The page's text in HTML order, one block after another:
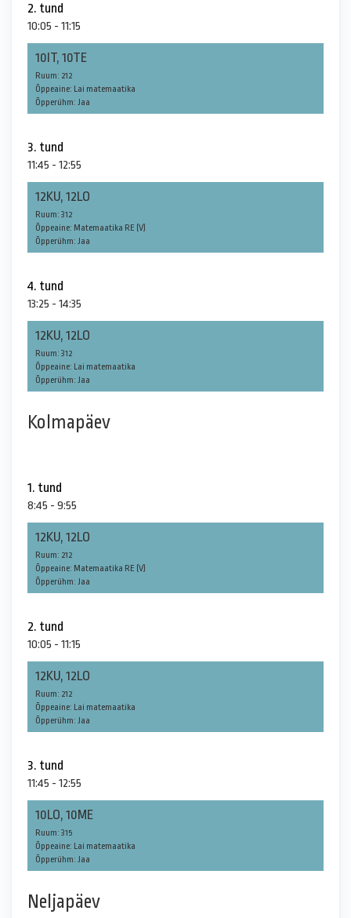
2. tund
10:05 - 11:15
10IT, 10TE
Ruum: 212
Õppeaine: Lai matemaatika
Õpperühm: Jaa
3. tund
11:45 - 12:55
12KU, 12LO
Ruum: 312
Õppeaine: Matemaatika RE (V)
Õpperühm: Jaa
4. tund
13:25 - 14:35
12KU, 12LO
Ruum: 312
Õppeaine: Lai matemaatika
Õpperühm: Jaa
Kolmapäev
1. tund
8:45 - 9:55
12KU, 12LO
Ruum: 212
Õppeaine: Matemaatika RE (V)
Õpperühm: Jaa
2. tund
10:05 - 11:15
12KU, 12LO
Ruum: 212
Õppeaine: Lai matemaatika
Õpperühm: Jaa
3. tund
11:45 - 12:55
10LO, 10ME
Ruum: 315
Õppeaine: Lai matemaatika
Õpperühm: Jaa
Neljapäev